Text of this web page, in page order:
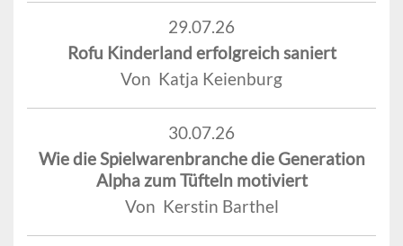
29.07.26
Rofu Kinderland erfolgreich saniert
Von Katja Keienburg
30.07.26
Wie die Spielwarenbranche die Generation
Alpha zum Tüfteln motiviert
Von Kerstin Barthel